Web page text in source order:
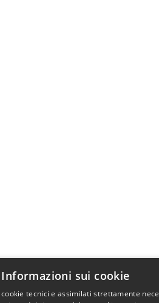
Informazioni sui cookie
tecnici e assimilati strettamente